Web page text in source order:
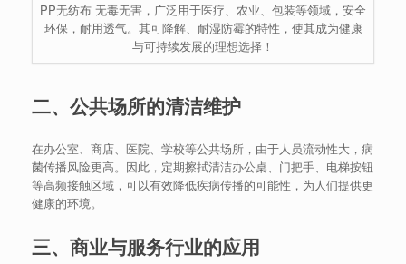
PP无纺布 无毒无害，广泛用于医疗、农业、包装等领域，安全
环保，耐用透气。其可降解、耐湿防霉的特性，使其成为健康
与可持续发展的理想选择！
二、公共场所的清洁维护
在办公室、商店、医院、学校等公共场所，由于人员流动性大，病
菌传播风险更高。因此，定期擦拭清洁办公桌、门把手、电梯按钮
等高频接触区域，可以有效降低疾病传播的可能性，为人们提供更
健康的环境。
三、商业与服务行业的应用